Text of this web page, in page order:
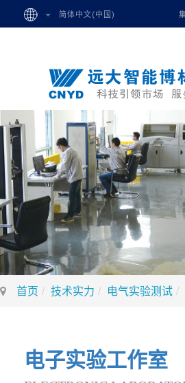
简体中文(中国)
首页 技术实力 电气实验测试
电子实验工作室